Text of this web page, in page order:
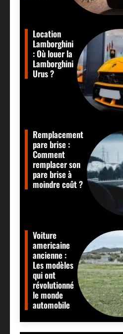
Location
Lamborghini
: Où louer la
Lamborghini
Urus ?
Remplacement
pare brise :
Comment
remplacer son
pare brise à
moindre coût ?
Voiture
americaine
ancienne :
Les modèles
qui ont
révolutionné
le monde
automobile